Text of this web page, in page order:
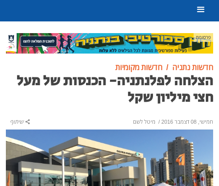
פרסומת
חדשות נתניה חדשות מקומיות
הצלחה לפלנתניה- הכנסות של מעל
חצי מיליון שקל
חמישי, 08 דצמבר 2016 / מיטל לשם שיתוף